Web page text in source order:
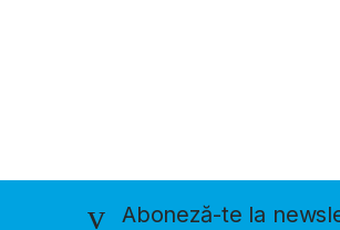
Brands Carousel
Aboneză-te la